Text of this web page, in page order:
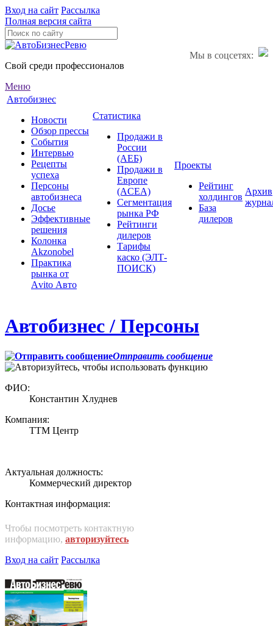
Вход на сайт Рассылка
Полная версия сайта
Мы в соцсетях:
Свой среди профессионалов
Меню
Автобизнес
Новости
Обзор прессы
События
Интервью
Рецепты
успеха
Персоны
автобизнеса
Досье
Эффективные
решения
Колонка
Akzonobel
Практика
рынка от
Аvito Авто
Статистика
Продажи в
России
(АЕБ)
Продажи в
Европе
(ACEA)
Сегментация
рынка РФ
Рейтинги
дилеров
Тарифы
каско (ЭЛТ-
ПОИСК)
Проекты
Рейтинг
холдингов
База
дилеров
Архив
Автобизнес / Персоны
Отправить сообщение
ФИО:
Константин Хлуднев
Компания:
ТТМ Центр
Актуальная должность:
Коммерческий директор
Контактная информация:
Чтобы посмотреть контактную
информацию, авторизуйтесь
Вход на сайт Рассылка